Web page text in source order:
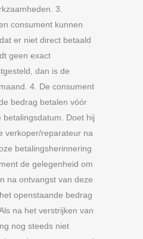
3.
consument kunnen
er niet direct betaald
geen exact
dan is de
4. De consument
bedrag betalen vóór
betalingsdatum. Doet hij
verkoper/reparateur na
betalingsherinnering
de gelegenheid om
na ontvangst van deze
openstaande bedrag
na het verstrijken van
nog steeds niet